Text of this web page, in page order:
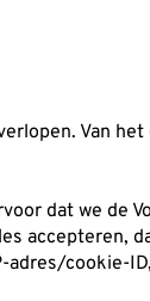
Van
dat we de
accepteren,
adres/cookie-
Nestkasten